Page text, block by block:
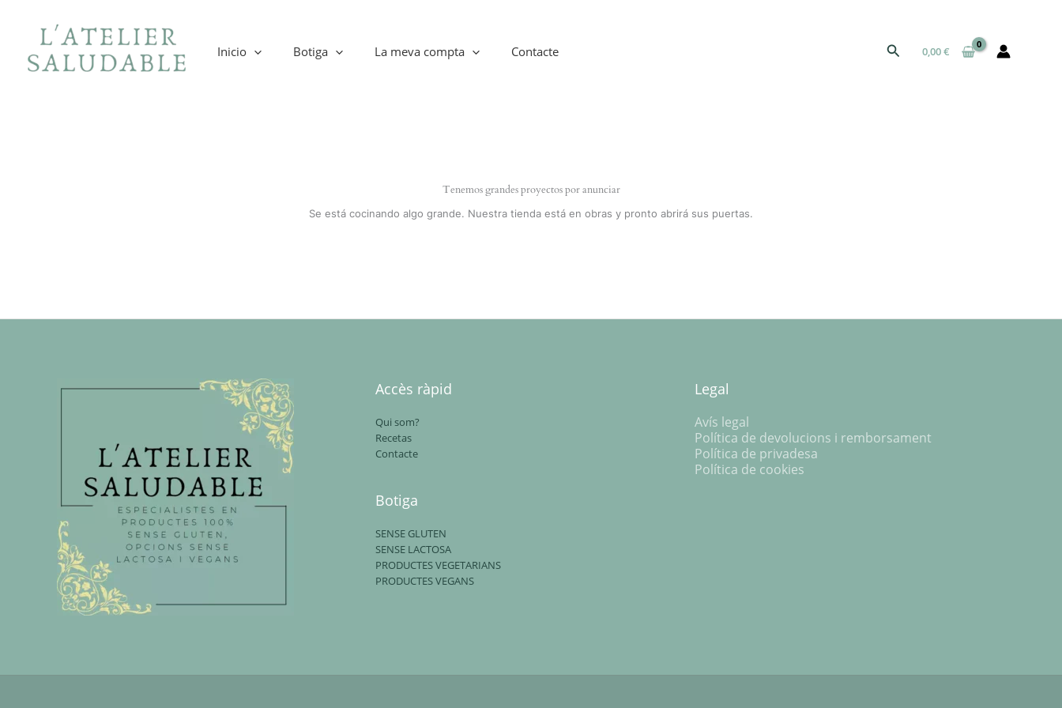
contenido
Inicio Botiga La meva compta Contacte Buscar0,00€
Tenemos grandes proyectos por anunciar
Se está cocinando algo grande. Nuestra tienda está en obras y pronto abrirá sus puertas.
Accès ràpid
Qui som?
Recetas
Contacte
Botiga
SENSE GLUTEN
SENSE LACTOSA
PRODUCTES VEGETARIANS
PRODUCTES VEGANS
Legal
Avís legal
Política de devolucions i remborsament
Política de privadesa
Política de cookies